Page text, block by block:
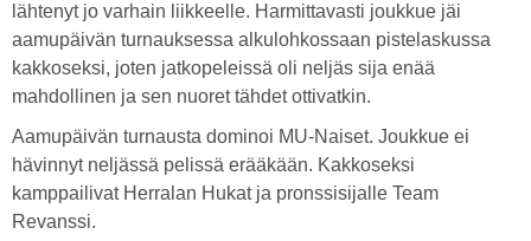
lähtenyt jo varhain liikkeelle. Harmittavasti joukkue jäi
aamupäivän turnauksessa alkulohkossaan pistelaskussa
kakkoseksi, joten jatkopeleissä oli neljäs sija enää
mahdollinen ja sen nuoret tähdet ottivatkin.
Aamupäivän turnausta dominoi MU-Naiset. Joukkue ei
hävinnyt neljässä pelissä erääkään. Kakkoseksi
kamppailivat Herralan Hukat ja pronssisijalle Team
Revanssi.